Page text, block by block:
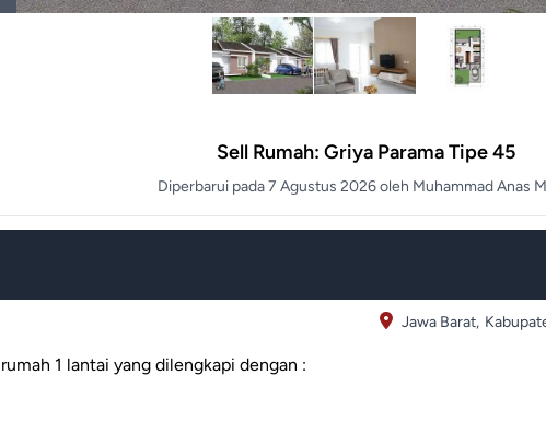
Sell Rumah: Griya Parama Tipe 45
Diperbarui pada 7 Agustus 2026 oleh Muhammad Anas
Jawa Barat,
1 lantai yang dilengkapi dengan :